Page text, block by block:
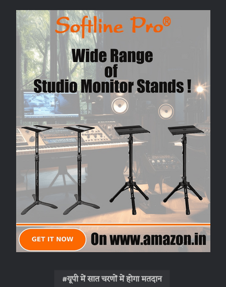
c
e
b
o
o
k
a
t
s
A
p
p
l
e
g
r
a
m
a
r
e
यूपी में सात चरणों में होगा मतदान